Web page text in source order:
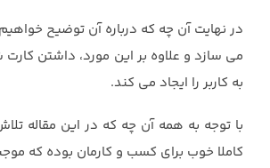
در نهایت آن چه که درباره آن توضیح
می سازد و علاوه بر این مورد، داشتن کارت
به کاربر را ایجاد می کند.
با توجه به همه آن چه که در این مقاله
کاملا خوب برای کسب و کارمان بوده که